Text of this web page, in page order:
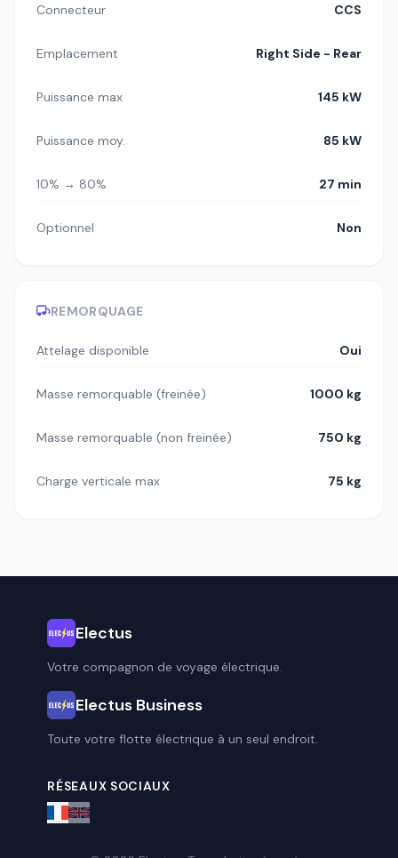
Connecteur CCS
Emplacement Right Side - Rear
Puissance max 145 kW
Puissance moy. 85 kW
10% → 80% 27 min
Optionnel Non
REMORQUAGE
Attelage disponible Oui
Masse remorquable (freinée) 1000 kg
Masse remorquable (non freinée) 750 kg
Charge verticale max 75 kg
Electus
Votre compagnon de voyage électrique.
Electus Business
Toute votre flotte électrique à un seul endroit.
RÉSEAUX SOCIAUX